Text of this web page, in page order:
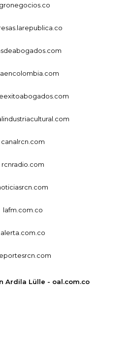
canalrcn.com
rcnradio.com
lafm.com.co
alerta.com.co
Ardila Lülle - oal.com.co